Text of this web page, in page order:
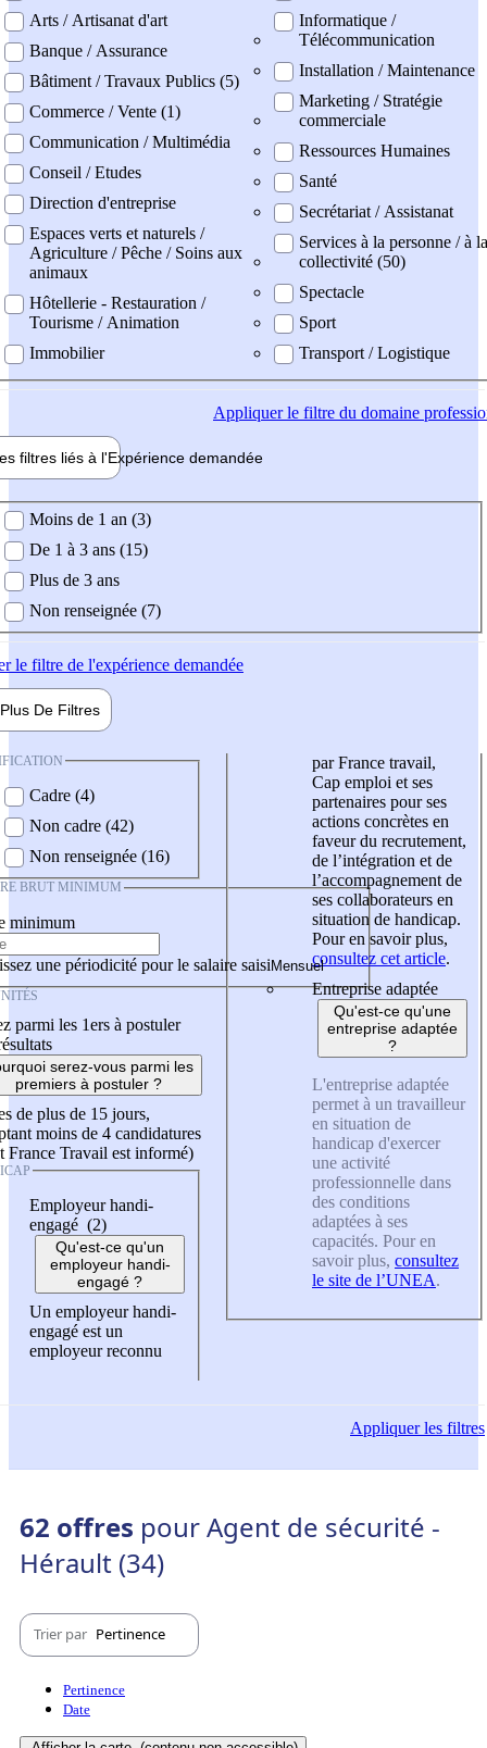
Arts / Artisanat d'art
Banque / Assurance
Bâtiment / Travaux Publics (5)
Commerce / Vente (1)
Communication / Multimédia
Conseil / Etudes
Direction d'entreprise
Espaces verts et naturels /
Agriculture / Pêche / Soins aux
animaux
Hôtellerie - Restauration /
Tourisme / Animation
Immobilier
Informatique /
Télécommunication
Installation / Maintenance
Marketing / Stratégie
commerciale
Ressources Humaines
Santé
Secrétariat / Assistanat
Services à la personne / à la
collectivité (50)
Spectacle
Sport
Transport / Logistique
Appliquerle filtre du domaine
filtres liés à l'Expérience demandée
demandée
Moins de 1 an (3)
De 1 à 3 ans (15)
Plus de 3 ans
Non renseignée (7)
le filtre de l'expérience demandée
Plus De Filtres
Cadre (4)
Non cadre (42)
Non renseignée (16)
BRUT MINIMUM
minimum
une périodicité pour le salaire saisi
parmi les 1ers à postuler
serez-vous parmi les
premiers à postuler ?
de plus de 15 jours,
moins de 4 candidatures
France Travail est informé)
Employeur handi-
engagé (2)
Qu'est-ce qu'un
employeur handi-
engagé ?
Un employeur handi-
engagé est un
employeur reconnu
par France travail,
Cap emploi et ses
partenaires pour ses
actions concrètes en
faveur du recrutement,
de l’intégration et de
l’accompagnement de
ses collaborateurs en
situation de handicap.
Pour en savoir plus,
consultez cet article.
Entreprise adaptée
Qu'est-ce qu'une
entreprise adaptée
?
L'entreprise adaptée
permet à un travailleur
en situation de
handicap d'exercer
une activité
professionnelle dans
des conditions
adaptées à ses
capacités. Pour en
savoir plus, consultez
le site de l’UNEA.
Appliquerles filtres
62 offres pour Agent de sécurité -
Hérault (34)
Trier par Pertinence
Pertinence
Date